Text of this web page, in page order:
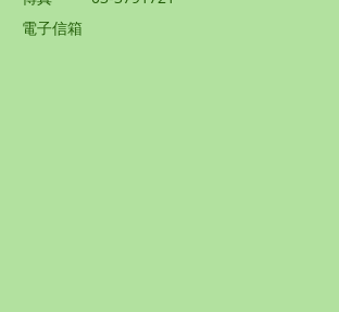
電子信箱